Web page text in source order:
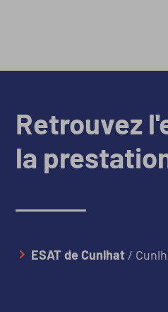
Retrouvez
la
ESAT de Cunlhat /